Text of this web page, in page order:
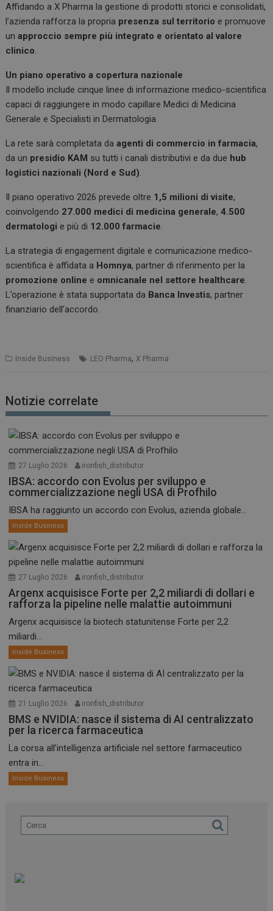
Affidando a X Pharma la gestione di prodotti storici e consolidati,
l’azienda rafforza la propria presenza sul territorio e promuove
unapproccio sempre più integrato e orientato al valore
clinico.
Un piano operativo a copertura nazionale
Il modello include cinque linee di informazione medico-scientifica
capaci di raggiungere in modo capillare Medici di Medicina
Generale e Specialisti in Dermatologia.
La rete sarà completata daagenti di commercio in farmacia,
da un presidio KAM su tutti i canali distributivi e da due hub
logistici nazionali (Nord e Sud).
Il piano operativo 2026 prevede oltre 1,5 milioni di visite,
coinvolgendo 27.000 medici di medicina generale, 4.500
dermatologi e più di 12.000 farmacie.
La strategia di engagement digitale e comunicazione medico-
scientifica è affidata a Homnya, partner di riferimento per la
promozione online e omnicanale nel settore healthcare.
L’operazione è stata supportata da Banca Investis, partner
finanziario dell’accordo.
Inside Business LEO Pharma,X Pharma
Notizie correlate
27 Luglio 2026 ironfish_distributor
IBSA: accordo con Evolus per sviluppo e
commercializzazione negli USA di Profhilo
IBSA ha raggiunto un accordo con Evolus, azienda globale...
Inside Business
27 Luglio 2026 ironfish_distributor
Argenx acquisisce Forte per 2,2 miliardi di dollari e
rafforza la pipeline nelle malattie autoimmuni
Argenx acquisisce la biotech statunitense Forte per 2,2
miliardi...
Inside Business
21 Luglio 2026 ironfish_distributor
BMS e NVIDIA: nasce il sistema di AI centralizzato
per la ricerca farmaceutica
La corsa all’intelligenza artificiale nel settore farmaceutico
entra in...
Inside Business